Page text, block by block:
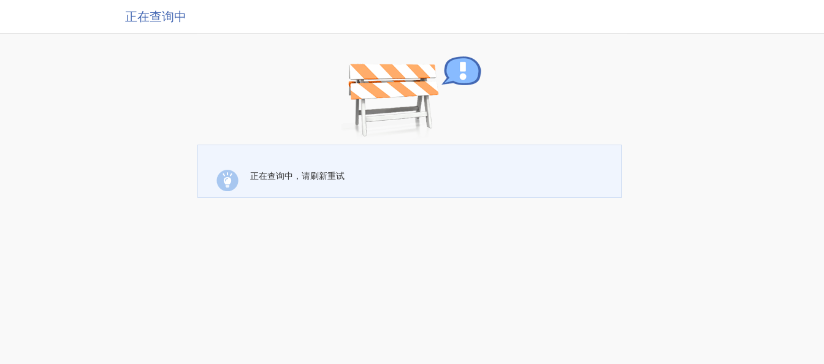
正在查询中
正在查询中，请刷新重试